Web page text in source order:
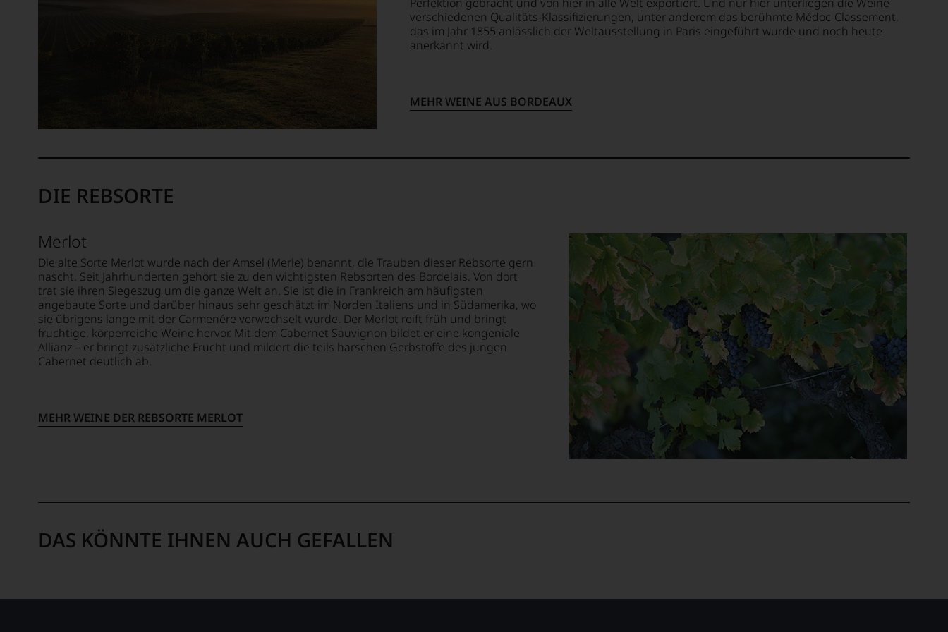
Wir
haben
eine
schwer
Aus
diesem
Grund
haben
wir
beschlossen:
WIR
Experten-
des
leidenschaftlich,
verschiedenen Qualitäts-Klassifizierungen, unter anderem das berühmte Médoc-Classement,
das im Jahr 1855 anlässlich der Weltausstellung in Paris eingeführt wurde und noch heute
anerkannt wird.
MEHR WEINE AUS BORDEAUX
DIE REBSORTE
Merlot
Die alte Sorte Merlot wurde nach der Amsel (Merle) benannt, die Trauben dieser Rebsorte gern
nascht. Seit Jahrhunderten gehört sie zu den wichtigsten Rebsorten des Bordelais. Von dort
trat sie ihren Siegeszug um die ganze Welt an. Sie ist die in Frankreich am häufigsten
angebaute Sorte und darüber hinaus sehr geschätzt im Norden Italiens und in Südamerika, wo
sie übrigens lange mit der Carmenére verwechselt wurde. Der Merlot reift früh und bringt
fruchtige, körperreiche Weine hervor. Mit dem Cabernet Sauvignon bildet er eine kongeniale
Allianz – er bringt zusätzliche Frucht und mildert die teils harschen Gerbstoffe des jungen
Cabernet deutlich ab.
MEHR WEINE DER REBSORTE MERLOT
DAS KÖNNTE IHNEN AUCH GEFALLEN